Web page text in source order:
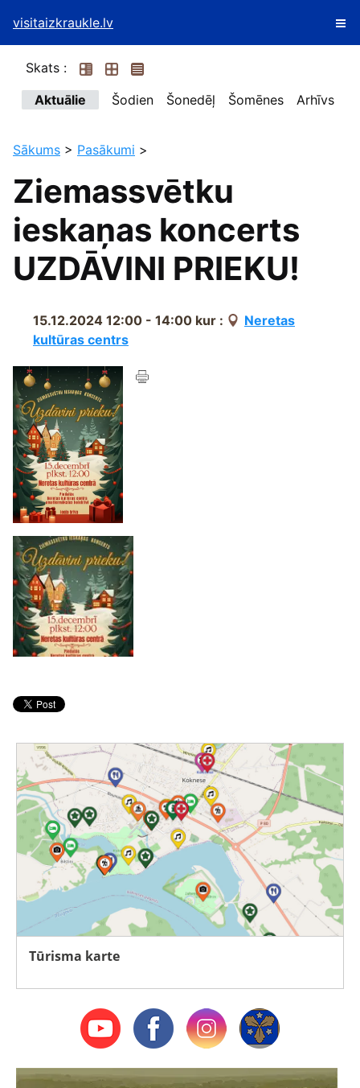
visitaizkraukle.lv
Skats :
Aktuālie
Šodien Šonedēļ Šomēnes Arhīvs
Sākums > Pasākumi >
Ziemassvētku
ieskaņas koncerts
UZDĀVINI PRIEKU!
15.12.2024 12:00 - 14:00 kur :
Neretas
kultūras centrs
Tūrisma karte